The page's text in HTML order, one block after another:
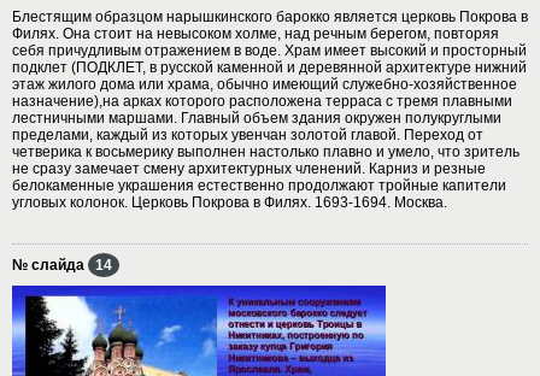
Блестящим образцом нарышкинского барокко является церковь Покрова в
Филях. Она стоит на невысоком холме, над речным берегом, повторяя
себя причудливым отражением в воде. Храм имеет высокий и просторный
подклет (ПОДКЛЕТ, в русской каменной и деревянной архитектуре нижний
этаж жилого дома или храма, обычно имеющий служебно-хозяйственное
назначение),на арках которого расположена терраса с тремя плавными
лестничными маршами. Главный объем здания окружен полукруглыми
пределами, каждый из которых увенчан золотой главой. Переход от
четверика к восьмерику выполнен настолько плавно и умело, что зритель
не сразу замечает смену архитектурных членений. Карниз и резные
белокаменные украшения естественно продолжают тройные капители
угловых колонок. Церковь Покрова в Филях. 1693-1694. Москва.
№ слайда 14